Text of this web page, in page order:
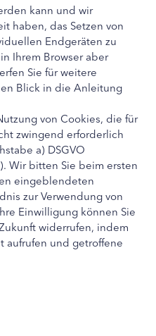
kann und wir
haben, das Setzen von
Endgeräten zu
Ihrem Browser aber
Sie für weitere
Blick in die Anleitung
von Cookies, die für
zwingend erforderlich
a) DSGVO
Wir bitten Sie beim ersten
eingeblendeten
zur Verwendung von
Einwilligung können Sie
widerrufen, indem
aufrufen und getroffene